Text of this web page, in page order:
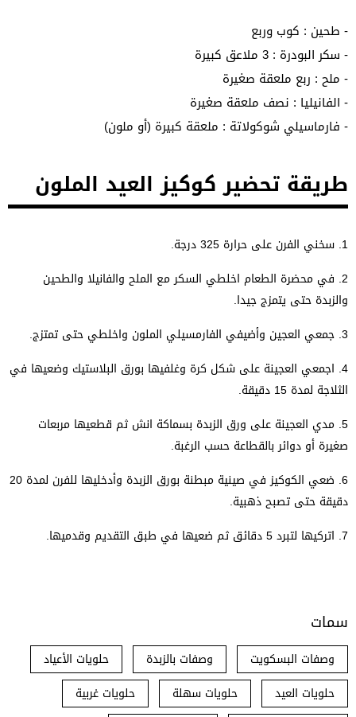
- طحين : كوب وربع
- سكر البودرة : 3 ملاعق كبيرة
- ملح : ربع ملعقة صغيرة
- الفانيليا : نصف ملعقة صغيرة
- فارماسيلي شوكولاتة : ملعقة كبيرة (أو ملون)
طريقة تحضير كوكيز العيد الملون
1. سخني الفرن على حرارة 325 درجة.
2. في محضرة الطعام اخلطي السكر مع الملح والفانيلا والطحين
والزبدة حتى يتمزج جيدا.
3. جمعي العجين وأضيفي الفارمسيلي الملون واخلطي حتى تمتزج.
4. اجمعي العجينة على شكل كرة وغلفيها بورق البلاستيك وضعيها في
الثلاجة لمدة 15 دقيقة.
5. مدي العجينة على ورق الزبدة بسماكة انش ثم قطعيها مربعات
صغيرة أو دوائر بالقطاعة حسب الرغبة.
6.
ضعي الكوكيز في صينية مبطنة بورق الزبدة وأدخليها للفرن لمدة 20
دقيقة حتى تصبح ذهبية.
7. اتركيها لتبرد 5 دقائق ثم ضعيها في طبق التقديم وقدميها.
سمات
وصفات البسكويت وصفات بالزبدة
حلويات الأعياد
حلويات العيد
حلويات سهلة
حلويات غربية